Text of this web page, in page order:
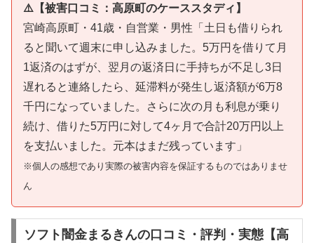
⚠️【被害口コミ：高原町のケーススタディ】
宮崎高原町・41歳・自営業・男性「土日も借りられ
ると聞いて週末に申し込みました。5万円を借りて月
1返済のはずが、翌月の返済日に手持ちが不足し3日
遅れると連絡したら、延滞料が発生し返済額が6万8
千円になっていました。さらに次の月も利息が乗り
続け、借りた5万円に対して4ヶ月で合計20万円以上
を支払いました。元本はまだ残っています」
※個人の感想であり実際の被害内容を保証するものではありませ
ん
ソフト闇金まるきんの口コミ・評判・実態【高